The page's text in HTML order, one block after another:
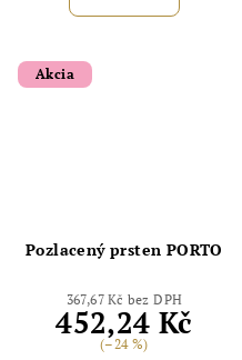
Akcia
Pozlacený prsten PORTO
367,67 Kč bez DPH
452,24 Kč
(–24 %)